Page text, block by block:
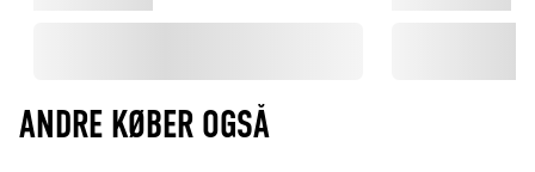
ANDRE KØBER OGSÅ